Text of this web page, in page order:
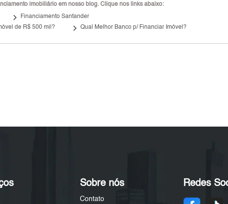
imobiliário em nosso blog. Clique nos links abaixo:
keyboard_arrow_right Financiamento Santander
de R$ 500 mil? keyboard_arrow_right Qual Melhor Banco p/ Financiar Imóvel?
Sobre nós
Contato
Redes